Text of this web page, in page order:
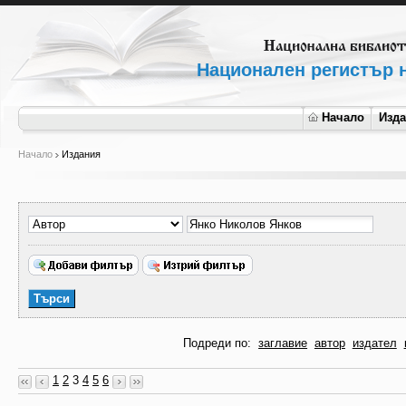
Национален регистър
Начало
Начало Издания
Подреди по: заглавие автор издател
1 2 3 4 5 6